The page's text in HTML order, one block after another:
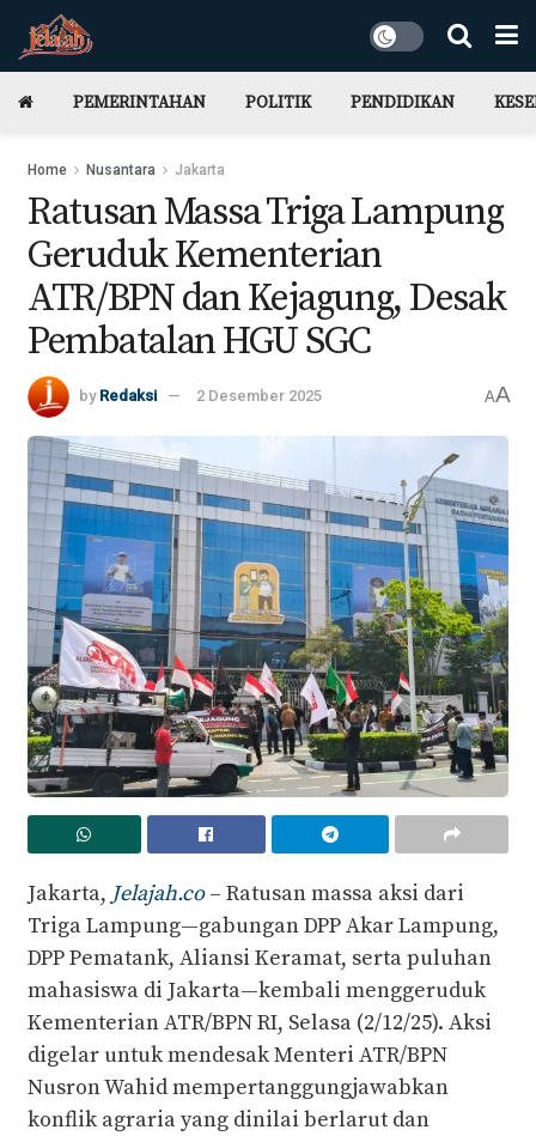
PEMERINTAHAN POLITIK PENDIDIKAN
Home Nusantara Jakarta
Ratusan Massa Triga Lampung
Geruduk Kementerian
ATR/BPN dan Kejagung, Desak
Pembatalan HGU SGC
by Redaksi 2 Desember 2025 AA
Jakarta, Jelajah.co– Ratusan massa aksi dari
Triga Lampung—gabungan DPP Akar Lampung,
DPP Pematank, Aliansi Keramat, serta puluhan
mahasiswa di Jakarta—kembali menggeruduk
Kementerian ATR/BPN RI, Selasa (2/12/25). Aksi
digelar untuk mendesak Menteri ATR/BPN
Nusron Wahid mempertanggungjawabkan
konflik agraria yang dinilai berlarut dan